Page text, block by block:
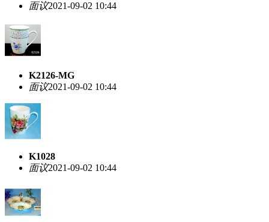
面议2021-09-02 10:44
K2126-MG
面议2021-09-02 10:44
K1028
面议2021-09-02 10:44